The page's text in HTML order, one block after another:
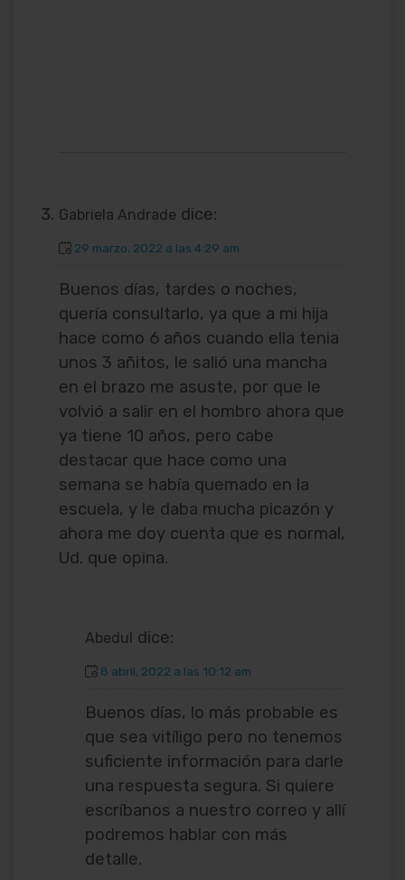
Gabriela Andrade dice:
29 marzo, 2022 a las 4:29 am
Buenos días, tardes o noches,
quería consultarlo, ya que a mi hija
hace como 6 años cuando ella tenia
unos 3 añitos, le salió una mancha
en el brazo me asuste, por que le
volvió a salir en el hombro ahora que
ya tiene 10 años, pero cabe
destacar que hace como una
semana se había quemado en la
escuela, y le daba mucha picazón y
ahora me doy cuenta que es normal,
Ud. que opina.
Abedul dice:
8 abril, 2022 a las 10:12 am
Buenos días, lo más probable es
que sea vitíligo pero no tenemos
suficiente información para darle
una respuesta segura. Si quiere
escríbanos a nuestro correo y allí
podremos hablar con más
detalle.